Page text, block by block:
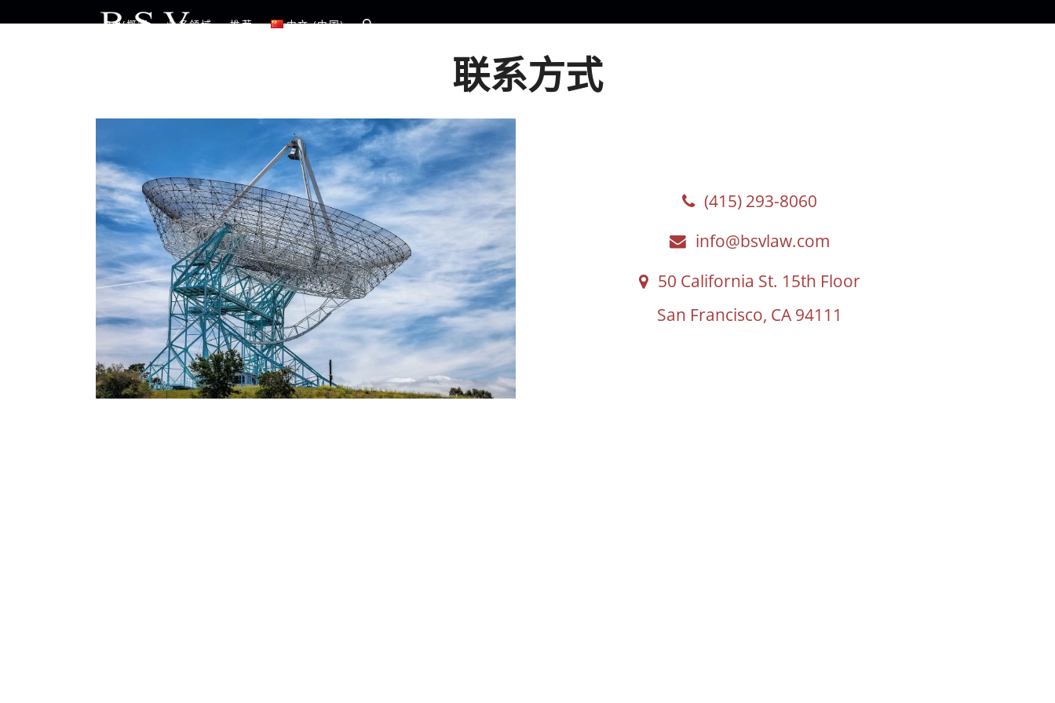
BSV概览 业务领域 推荐 中文 (中国)
联系方式
(415) 293-8060
info@bsvlaw.com
50 California St. 15th Floor
San Francisco, CA 94111